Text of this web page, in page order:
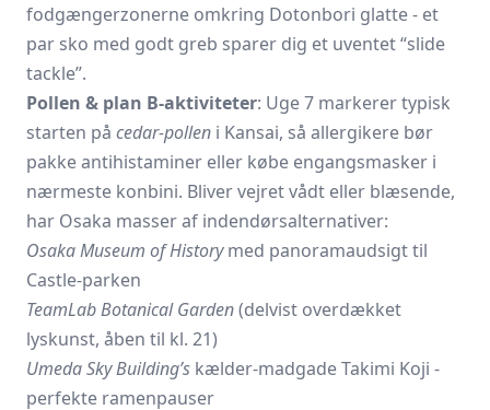
fodgængerzonerne omkring Dotonbori glatte - et
par sko med godt greb sparer dig et uventet “slide
tackle”.
Pollen & plan B-aktiviteter: Uge 7 markerer typisk
starten på cedar-pollen i Kansai, så allergikere bør
pakke antihistaminer eller købe engangsmasker i
nærmeste konbini. Bliver vejret vådt eller blæsende,
har Osaka masser af indendørsalternativer:
Osaka Museum of Historymed panoramaudsigt til
Castle-parken
TeamLab Botanical Garden(delvist overdækket
lyskunst, åben til kl. 21)
Umeda Sky Building’s kælder-madgade Takimi Koji -
perfekte ramenpauser